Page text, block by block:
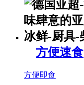
方便速食
方便即食